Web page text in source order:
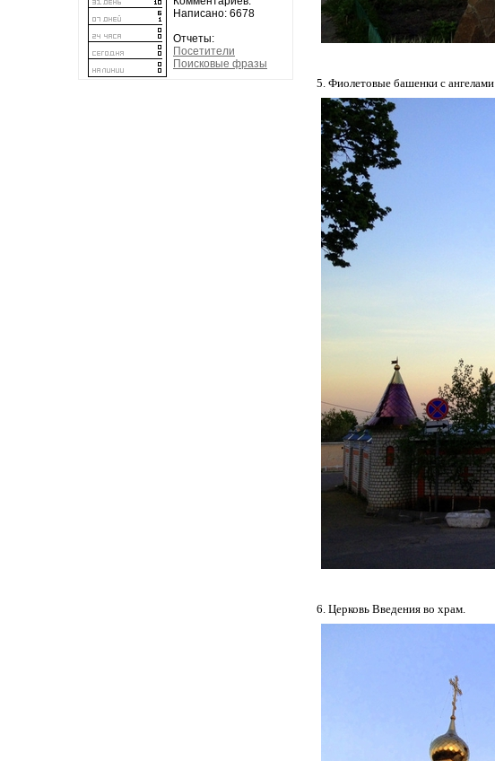
Написано: 6678
Отчеты:
Посетители
Поисковые фразы
5. Фиолетовые башенки с ангелами
6. Церковь Введения во храм.